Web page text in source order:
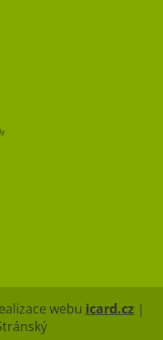
webu icard.cz|